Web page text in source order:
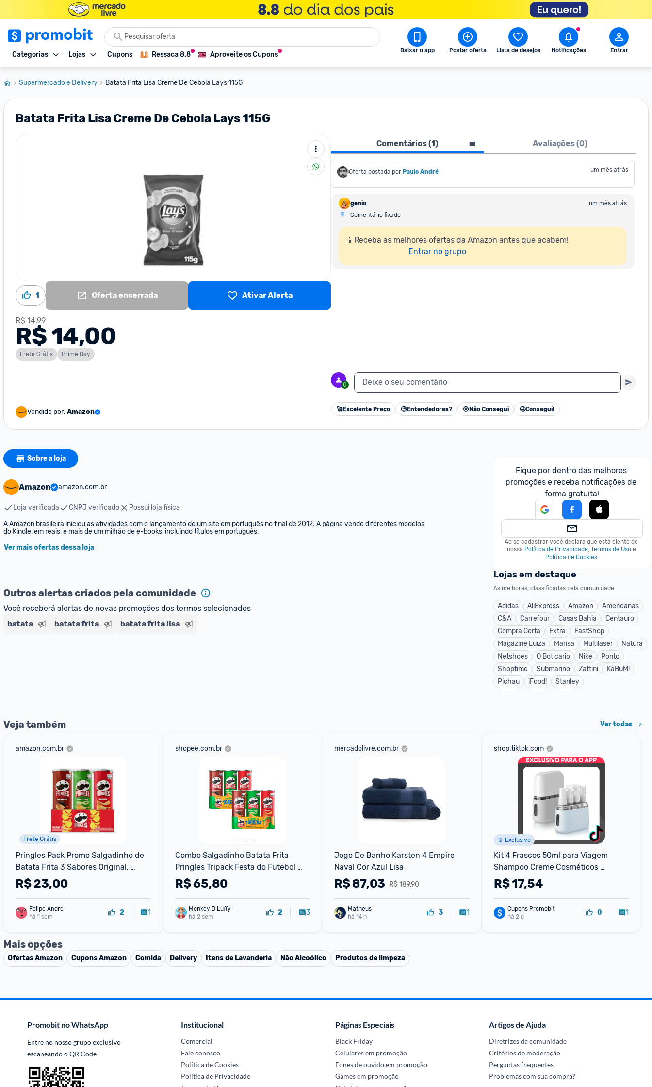
Categorias Lojas Cupons Ressaca 8.8 Aproveite os Cupons Baixar o app Postar oferta Lista de desejos Notificações Entrar
Supermercado e Delivery Batata Frita Lisa Creme De Cebola Lays 115G
Batata Frita Lisa Creme De Cebola Lays 115G
1 Oferta encerrada Ativar Alerta
R$ 14,99
R$ 14,00
Frete Grátis Prime Day
Vendido por: Amazon
Comentários (1) Avaliações (0)
Oferta postada por Paulo André um mês atrás
genio
um mês atrás
Comentário fixado
📱Receba as melhores ofertas da Amazon antes que acabem!
Entrar no grupo
0 Deixe o seu comentário
🚀Excelente Preço 🧐Entendedores? 😢 Não Consegui 🤩Consegui!
Sobre a loja
Amazon amazon.com.br
Loja verificada CNPJ verificado
Possui loja física
A Amazon brasileira iniciou as atividades com o lançamento de um site em português no final de 2012. A página vende diferentes modelos
do Kindle, em reais, e mais de um milhão de e-books, incluindo títulos em português.
Ver mais ofertas dessa loja
Outros alertas criados pela comunidade
Você receberá alertas de novas promoções dos termos selecionados
batata
batata frita batata frita lisa
Fique por dentro das melhores
promoções e receba notificações de
forma gratuita!
Ao se cadastrar você declara que está ciente de
nossa Política de Privacidade, Termos de Uso e
Política de Cookies.
Lojas em destaque
As melhores, classificadas pela comunidade
Adidas AliExpress Amazon
Americanas
C&A
Carrefour Casas Bahia
Centauro
Compra Certa
Extra
FastShop
Magazine Luiza
Marisa Multilaser
Natura
Netshoes
O Boticario Nike
Ponto
Shoptime
Submarino Zattini
KaBuM!
Pichau
iFood! Stanley
Veja também Ver todas
amazon.com.br
Frete Grátis
Pringles Pack Promo Salgadinho de
Batata Frita 3 Sabores Original,
Creme e Cebola e Churrasco
R$23,00
Felipe Andre
há 1 sem
2 1
shopee.com.br
Combo Salgadinho Batata Frita
Pringles Tripack Festa do Futebol
322g 2 uni
R$65,80
Monkey D Luffy
há 2 sem
2 3
mercadolivre.com.br
Jogo De Banho Karsten 4 Empire
Naval Cor Azul Lisa
R$ 189,90
R$87,03
Matheus
há 14 h
3 1
shop.tiktok.com
📱 Exclusivo
Kit 4 Frascos 50ml para Viagem
Shampoo Creme Cosméticos
Reutilizáveis
R$17,54
Cupons Promobit
há 2 d
0 1
Mais opções
OfertasAmazon CuponsAmazon Comida Delivery Itens de Lavanderia Não Alcoólico Produtos de limpeza
Promobit no WhatsApp
Entre no nosso grupo exclusivo
escaneando o QR Code
Institucional
Comercial
Fale conosco
Política de Cookies
Política de Privacidade
Páginas Especiais
Black Friday
Celulares em promoção
Fones de ouvido em promoção
Games em promoção
Artigos de Ajuda
Diretrizes da comunidade
Critérios de moderação
Perguntas frequentes
Problemas com sua compra?